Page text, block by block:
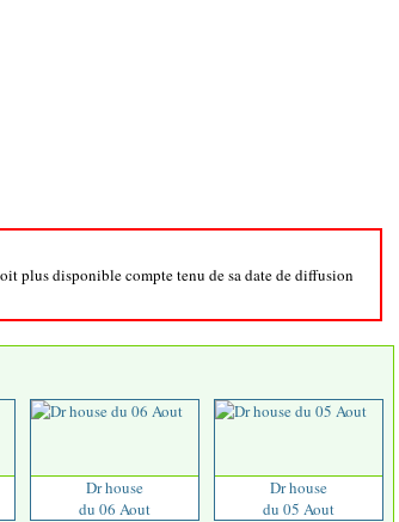
plus disponible compte tenu de sa date de diffusion
Dr house
du 06 Aout
Dr house
du 05 Aout